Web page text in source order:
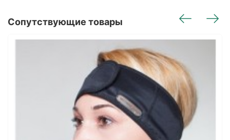
Сопутствующие товары